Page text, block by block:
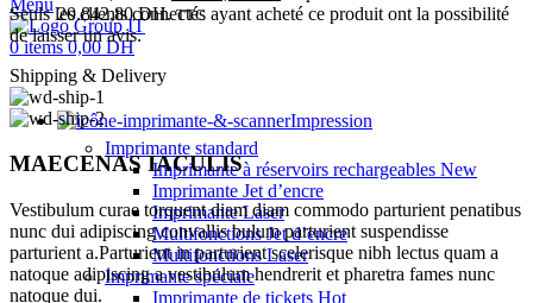
Menu
0items 0,00DH
20.842,80 DH. TTC
Impression
Imprimante standard
Imprimante à réservoirs rechargeables New
Imprimante Jet d’encre
Imprimante Laser
Multifonctions Jet d’encre
Multifonctions Laser
Imprimante spéciale
Imprimante de tickets Hot
Seuls les clients connectés ayant acheté ce produit ont la possibilité
de laisser un avis.
Shipping & Delivery
MAECENAS IACULIS
Vestibulum curae torquent diam diam commodo parturient penatibus
nunc dui adipiscing convallis bulum parturient suspendisse
parturient a.Parturient in parturient scelerisque nibh lectus quam a
natoque adipiscing a vestibulum hendrerit et pharetra fames nunc
natoque dui.